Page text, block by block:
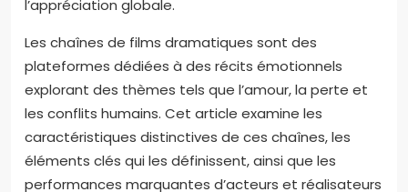
ressentir les émotions des scènes. Regarder
attentivement les performances des acteurs révèle
leur talent. Discuter du film avec d’autres
spectateurs offre des perspectives différentes.
Enfin, revoir le film peut permettre de découvrir des
détails oubliés. Ces conseils renforcent
l’engagement avec le film et augmentent
l’appréciation globale.